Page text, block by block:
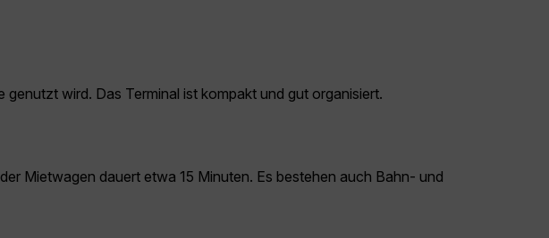
wird. Das Terminal ist kompakt und gut organisiert.
Mietwagen dauert etwa 15 Minuten. Es bestehen auch Bahn- und